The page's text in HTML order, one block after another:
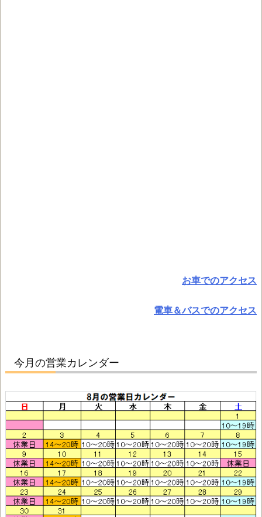
お車でのアクセス
電車＆バスでのアクセス
今月の営業カレンダー